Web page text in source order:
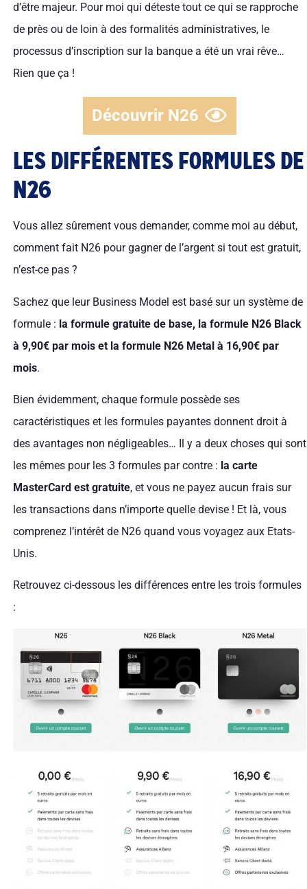
d’être majeur. Pour moi qui déteste tout ce qui se rapproche
de près ou de loin à des formalités administratives, le
processus d’inscription sur la banque a été un vrai rêve…
Rien que ça !
Découvrir N26
LES DIFFÉRENTES FORMULES DE
N26
Vous allez sûrement vous demander, comme moi au début,
comment fait N26 pour gagner de l’argent si tout est gratuit,
n’est-ce pas ?
Sachez que leur Business Model est basé sur un système de
formule : la formule gratuite de base, la formule N26 Black
à 9,90€ par mois et la formule N26 Metal à 16,90€ par
mois.
Bien évidemment, chaque formule possède ses
caractéristiques et les formules payantes donnent droit à
des avantages non négligeables… Il y a deux choses qui sont
les mêmes pour les 3 formules par contre : la carte
MasterCard est gratuite, et vous ne payez aucun frais sur
les transactions dans n’importe quelle devise ! Et là, vous
comprenez l’intérêt de N26 quand vous voyagez aux Etats-
Unis.
Retrouvez ci-dessous les différences entre les trois formules
: